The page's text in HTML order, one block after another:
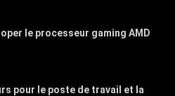
le processeur gaming AMD
pour le poste de travail et la